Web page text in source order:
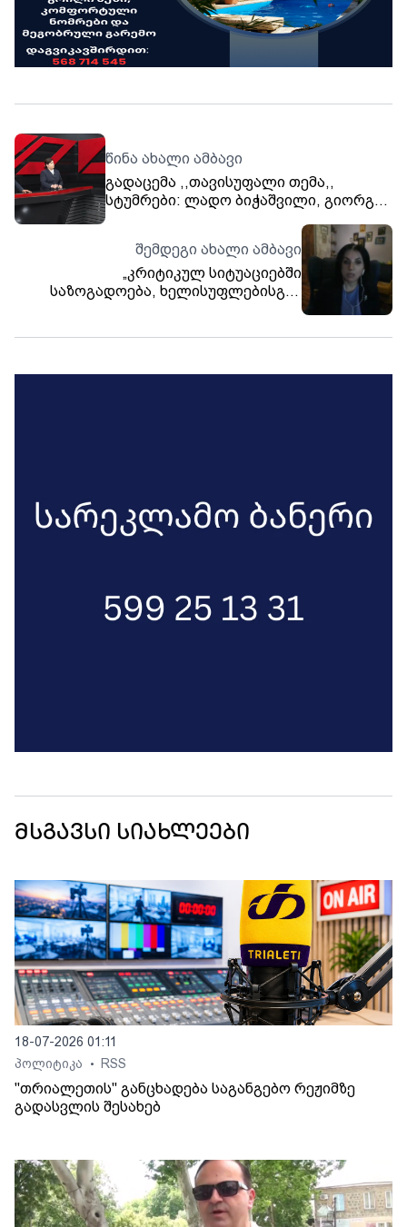
წინა ახალი ამბავი
გადაცემა ,,თავისუფალი თემა,,
სტუმრები: ლადო ბიჭაშვილი, გიორგი
შემდეგი ახალი ამბავი
„კრიტიკულ სიტუაციებში
საზოგადოება, ხელისუფლებისგან
მსგავსი სიახლეები
18-07-2026 01:11
პოლიტიკა
• RSS
"თრიალეთის" განცხადება საგანგებო რეჟიმზე
გადასვლის შესახებ